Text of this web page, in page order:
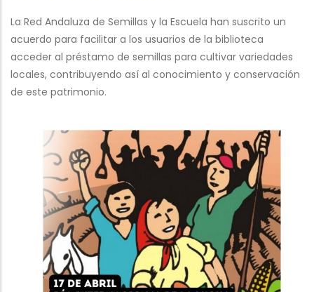
La Red Andaluza de Semillas y la Escuela han suscrito un
acuerdo para facilitar a los usuarios de la biblioteca
acceder al préstamo de semillas para cultivar variedades
locales, contribuyendo así al conocimiento y conservación
de este patrimonio.